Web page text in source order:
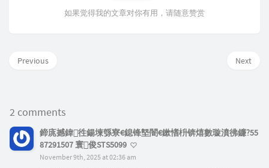
如果觉得我的文章对你有用，请随意赞赏
Next
Previous
2 comments
鍗庣撼鍏徃鍚堜綔寮€鎴锋墍闇€鏉愭枡锛熺數璇濆彿鐮?55
87291507 寰俊STS5099
November 9th, 2025 at 02:36 am